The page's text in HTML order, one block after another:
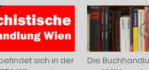
sich in der
Die